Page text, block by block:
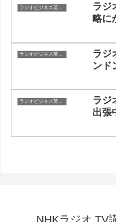
ラジオビジネス英会話
ラジ
略に
ラジオビジネス英会話
ラジ
ンド
ラジオビジネス英会話
ラジ
出張
NHKラジオ,TV